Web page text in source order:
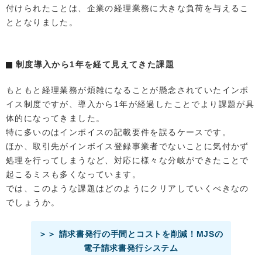
付けられたことは、企業の経理業務に大きな負荷を与えるこ
ととなりました。
制度導入から1年を経て見えてきた課題
もともと経理業務が煩雑になることが懸念されていたインボ
イス制度ですが、導入から1年が経過したことでより課題が具
体的になってきました。
特に多いのはインボイスの記載要件を誤るケースです。
ほか、取引先がインボイス登録事業者でないことに気付かず
処理を行ってしまうなど、対応に様々な分岐ができたことで
起こるミスも多くなっています。
では、このような課題はどのようにクリアしていくべきなの
でしょうか。
＞＞ 請求書発行の手間とコストを削減！MJSの
電子請求書発行システム